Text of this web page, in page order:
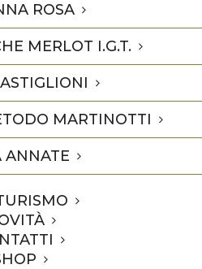
ROSA
MERLOT I.G.T.
MARTINOTTI
ANNATE
Premi
Italian Wines OperaWine
inserito fra i migliori